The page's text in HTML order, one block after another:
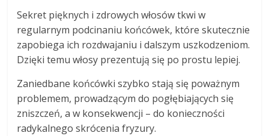
Sekret pięknych i zdrowych włosów tkwi w
regularnym podcinaniu końcówek, które skutecznie
zapobiega ich rozdwajaniu i dalszym uszkodzeniom.
Dzięki temu włosy prezentują się po prostu lepiej.
Zaniedbane końcówki szybko stają się poważnym
problemem, prowadzącym do pogłębiających się
zniszczeń, a w konsekwencji – do konieczności
radykalnego skrócenia fryzury.